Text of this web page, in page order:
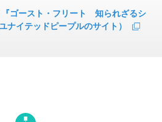
『ゴースト・フリート 知られざるシ
ナイテッドピープルのサイト）